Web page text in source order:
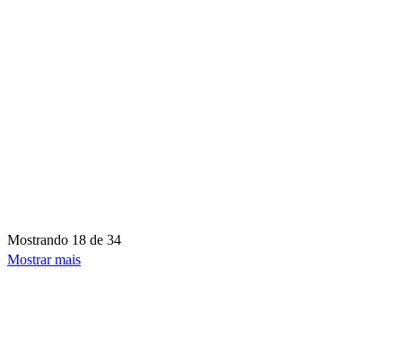
Mostrando 18 de 34
Mostrar mais